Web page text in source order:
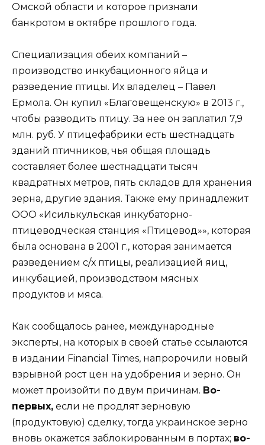
Омской области и которое признали
банкротом в октябре прошлого года.
Специализация обеих компаний –
производство инкубационного яйца и
разведение птицы. Их владелец – Павел
Ермола. Он купил «Благовещенскую» в 2013 г.,
чтобы разводить птицу. За нее он заплатил 7,9
млн. руб. У птицефабрики есть шестнадцать
зданий птичников, чья общая площадь
составляет более шестнадцати тысяч
квадратных метров, пять складов для хранения
зерна, другие здания. Также ему принадлежит
ООО «Исилькульская инкубаторно-
птицеводческая станция «Птицевод»», которая
была основана в 2001 г., которая занимается
разведением с/х птицы, реализацией яиц,
инкубацией, производством мясных
продуктов и мяса.
Как сообщалось ранее, международные
эксперты, на которых в своей статье ссылаются
в издании Financial Times, напророчили новый
взрывной рост цен на удобрения и зерно. Он
может произойти по двум причинам. Во-
первых, если не продлят зерновую
(продуктовую) сделку, тогда украинское зерно
вновь окажется заблокированным в портах; во-